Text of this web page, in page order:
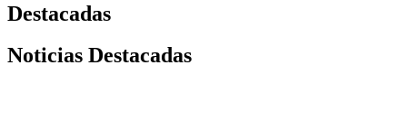
Destacadas
Noticias Destacadas